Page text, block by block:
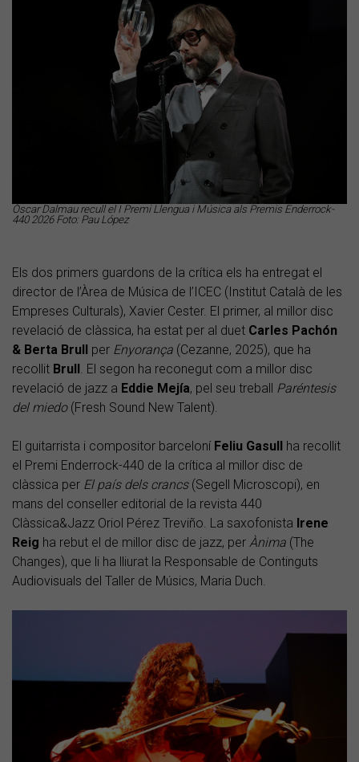
Òscar Dalmau recull el I Premi Llengua i Música als Premis Enderrock-
440 2026 Foto: Pau López
Els dos primers guardons de la crítica els ha entregat el
director de l’Àrea de Música de l’ICEC (Institut Català de les
Empreses Culturals), Xavier Cester. El primer, al millor disc
revelació de clàssica, ha estat per al duet Carles Pachón
& Berta Brull per Enyorança (Cezanne, 2025), que ha
recollit Brull . El segon ha reconegut com a millor disc
revelació de jazz a Eddie Mejía, pel seu treball Paréntesis
del miedo(Fresh Sound New Talent).
El guitarrista i compositor barceloní Feliu Gasull ha recollit
el Premi Enderrock-440 de la crítica al millor disc de
clàssica per El país dels crancs(Segell Microscopi), en
mans del conseller editorial de la revista 440
Clàssica&Jazz Oriol Pérez Treviño. La saxofonista Irene
Reig ha rebut el de millor disc de jazz, per Ànima (The
Changes), que li ha lliurat la Responsable de Continguts
Audiovisuals del Taller de Músics, Maria Duch.